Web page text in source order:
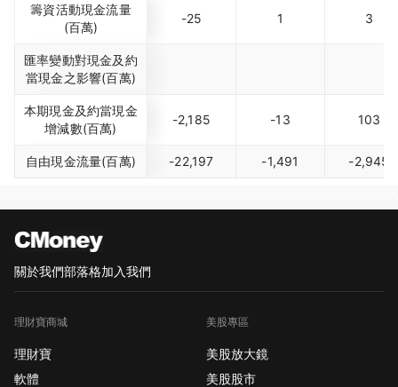
籌資活動現金流量
(百萬)
-25 1 3
匯率變動對現金及約
當現金之影響(百萬)
本期現金及約當現金
增減數(百萬)
-2,185 -13 103
自由現金流量(百萬) -22,197 -1,491 -2,945
關於我們部落格加入我們
理財寶商城
理財寶
軟體
美股專區
美股放大鏡
美股股市